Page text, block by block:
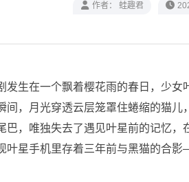
作者： 蛙趣君
发生在一个飘着樱花雨的春日，少
间，月光穿透云层笼罩住蜷缩的猫
巴，唯独失去了遇见叶星前的记忆
叶星手机里存着三年前与黑猫的合